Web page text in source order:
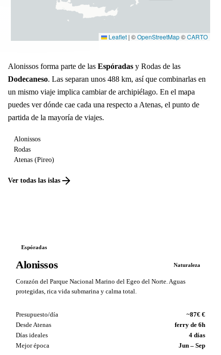
Leaflet | ©OpenStreetMap©CARTO
Alonissos forma parte de las Espóradas y Rodas de las
Dodecaneso. Las separan unos 488 km, así que combinarlas en
un mismo viaje implica cambiar de archipiélago. En el mapa
puedes ver dónde cae cada una respecto a Atenas, el punto de
partida de la mayoría de viajes.
Alonissos
Rodas
Atenas (Pireo)
Ver todas las islas
Espóradas
Alonissos Naturaleza
Corazón del Parque Nacional Marino del Egeo del Norte. Aguas
protegidas, rica vida submarina y calma total.
Presupuesto/día
~87€ €
Desde Atenas
ferry de 6h
Días ideales
4 días
Mejor época
Jun – Sep